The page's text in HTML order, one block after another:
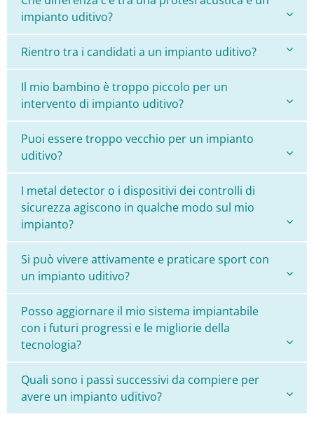
impianto uditivo?
Rientro tra i candidati a un impianto uditivo?
Il mio bambino è troppo piccolo per un
intervento di impianto uditivo?
Puoi essere troppo vecchio per un impianto
uditivo?
I metal detector o i dispositivi dei controlli di
sicurezza agiscono in qualche modo sul mio
impianto?
Si può vivere attivamente e praticare sport con
un impianto uditivo?
Posso aggiornare il mio sistema impiantabile
con i futuri progressi e le migliorie della
tecnologia?
Quali sono i passi successivi da compiere per
avere un impianto uditivo?